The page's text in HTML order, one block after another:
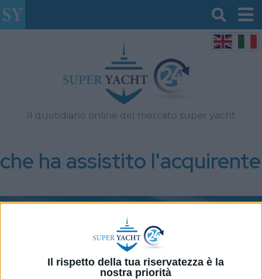
Il rispetto della tua riservatezza è la
nostra priorità
Il quotidiano online del mercato super yacht
che ha assistito l'acquirente